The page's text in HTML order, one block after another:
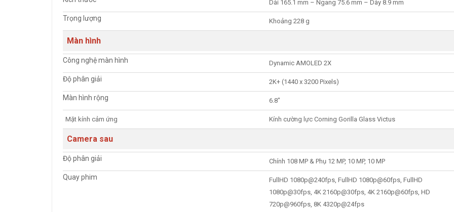
Dài 165.1 mm – Ngang 75.6 mm – Dày 8.9 mm
Trọng lượng Khoảng 228 g
Màn hình
Công nghệ màn hình Dynamic AMOLED 2X
Độ phân giải 2K+ (1440 x 3200 Pixels)
Màn hình rộng 6.8″
Mặt kính cảm ứng Kính cường lực Corning Gorilla Glass Victus
Camera sau
Độ phân giải Chính 108 MP & Phụ 12 MP, 10 MP, 10 MP
Quay phim
FullHD 1080p@240fps, FullHD 1080p@60fps, FullHD
1080p@30fps, 4K 2160p@30fps, 4K 2160p@60fps, HD
720p@960fps, 8K 4320p@24fps